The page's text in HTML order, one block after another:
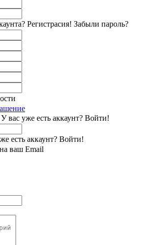
Регистраcия! Забыли пароль?
У вас уже есть аккаунт? Войти!
есть аккаунт? Войти!
ваш Email